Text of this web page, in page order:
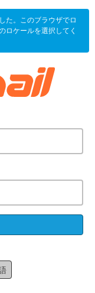
た。このブラウザでロ
ロケールを選択してく